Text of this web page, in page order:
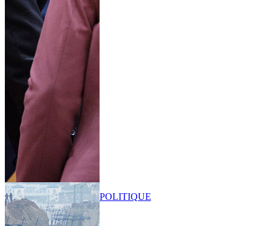
POLITIQUE